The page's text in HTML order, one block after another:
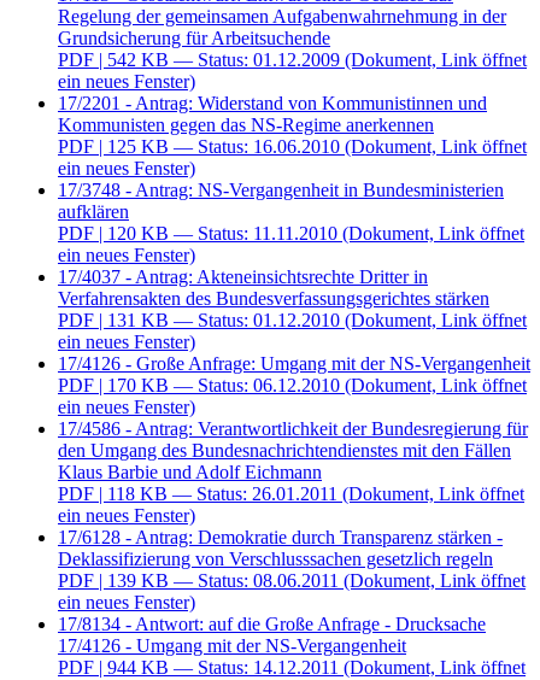
Regelung der gemeinsamen Aufgabenwahrnehmung in der
Grundsicherung für Arbeitsuchende
PDF | 542 KB — Status: 01.12.2009 (Dokument, Link öffnet
ein neues Fenster)
17/2201 - Antrag: Widerstand von Kommunistinnen und
Kommunisten gegen das NS-Regime anerkennen
PDF | 125 KB — Status: 16.06.2010 (Dokument, Link öffnet
ein neues Fenster)
17/3748 - Antrag: NS-Vergangenheit in Bundesministerien
aufklären
PDF | 120 KB — Status: 11.11.2010 (Dokument, Link öffnet
ein neues Fenster)
17/4037 - Antrag: Akteneinsichtsrechte Dritter in
Verfahrensakten des Bundesverfassungsgerichtes stärken
PDF | 131 KB — Status: 01.12.2010 (Dokument, Link öffnet
ein neues Fenster)
17/4126 - Große Anfrage: Umgang mit der NS-Vergangenheit
PDF | 170 KB — Status: 06.12.2010 (Dokument, Link öffnet
ein neues Fenster)
17/4586 - Antrag: Verantwortlichkeit der Bundesregierung für
den Umgang des Bundesnachrichtendienstes mit den Fällen
Klaus Barbie und Adolf Eichmann
PDF | 118 KB — Status: 26.01.2011 (Dokument, Link öffnet
ein neues Fenster)
17/6128 - Antrag: Demokratie durch Transparenz stärken -
Deklassifizierung von Verschlusssachen gesetzlich regeln
PDF | 139 KB — Status: 08.06.2011 (Dokument, Link öffnet
ein neues Fenster)
17/8134 - Antwort: auf die Große Anfrage - Drucksache
17/4126 - Umgang mit der NS-Vergangenheit
PDF | 944 KB — Status: 14.12.2011 (Dokument, Link öffnet